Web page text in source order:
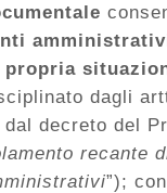
dagli
dal decreto del
recante
”); con